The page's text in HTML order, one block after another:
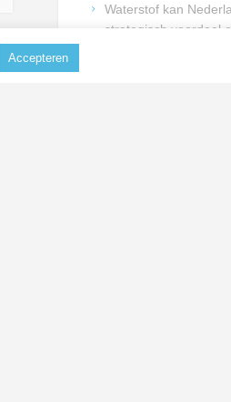
Waterstof kan
strategisch voordeel
Accepteren